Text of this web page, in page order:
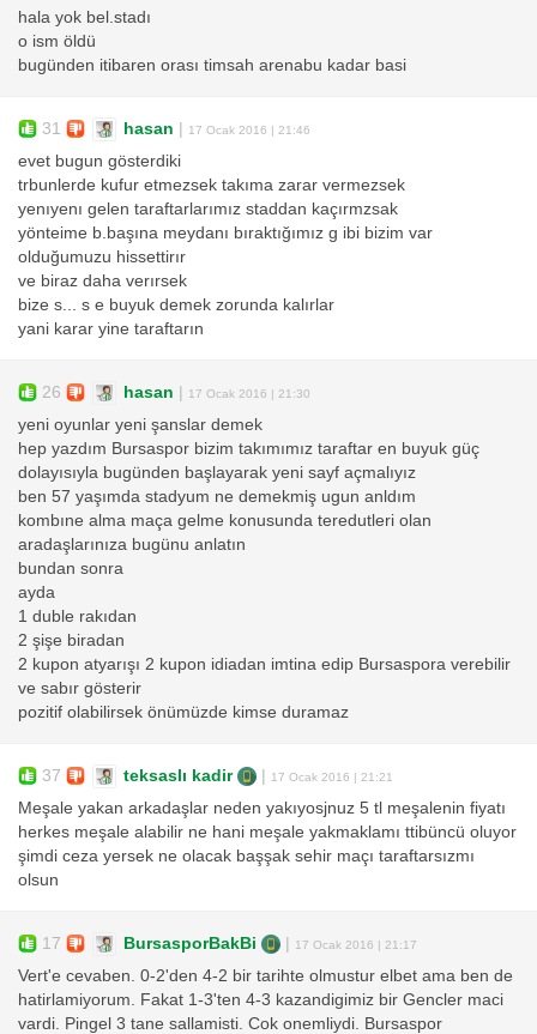
hala yok bel.stadı
o ism öldü
bugünden itibaren orası timsah arenabu kadar basi
31 hasan | 17 Ocak 2016 | 21:46
evet bugun gösterdiki
trbunlerde kufur etmezsek takıma zarar vermezsek
yenıyenı gelen taraftarlarımız staddan kaçırmzsak
yönteime b.başına meydanı bıraktığımız g ibi bizim var
olduğumuzu hissettirır
ve biraz daha verırsek
bize s... s e buyuk demek zorunda kalırlar
yani karar yine taraftarın
26 hasan | 17 Ocak 2016 | 21:30
yeni oyunlar yeni şanslar demek
hep yazdım Bursaspor bizim takımımız taraftar en buyuk güç
dolayısıyla bugünden başlayarak yeni sayf açmalıyız
ben 57 yaşımda stadyum ne demekmiş ugun anldım
kombıne alma maça gelme konusunda teredutleri olan
aradaşlarınıza bugünu anlatın
bundan sonra
ayda
1 duble rakıdan
2 şişe biradan
2 kupon atyarışı 2 kupon idiadan imtina edip Bursaspora verebilir
ve sabır gösterir
pozitif olabilirsek önümüzde kimse duramaz
37 teksaslı kadir | 17 Ocak 2016 | 21:21
Meşale yakan arkadaşlar neden yakıyosjnuz 5 tl meşalenin fiyatı
herkes meşale alabilir ne hani meşale yakmaklamı ttibüncü oluyor
şimdi ceza yersek ne olacak başşak sehir maçı taraftarsızmı
olsun
17 BursasporBakBi | 17 Ocak 2016 | 21:17
Vert'e cevaben. 0-2'den 4-2 bir tarihte olmustur elbet ama ben de
hatirlamiyorum. Fakat 1-3'ten 4-3 kazandigimiz bir Gencler maci
vardi. Pingel 3 tane sallamisti. Cok onemliydi. Bursaspor